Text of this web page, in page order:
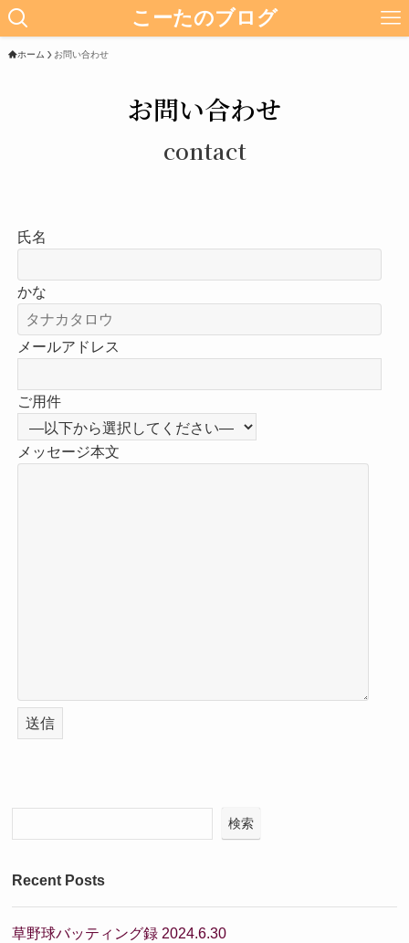
こーたのブログ
ホーム お問い合わせ
お問い合わせ
contact
氏名
かな
メールアドレス
ご用件
メッセージ本文
検索
Recent Posts
草野球バッティング録 2024.6.30